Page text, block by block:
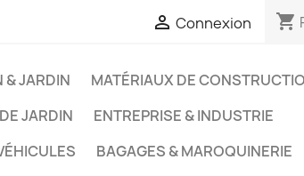
 Connexion shopping_cart
& JARDIN
MATÉRIAUX DE
JARDIN
ENTREPRISE & INDUSTRIE
BAGAGES & MAROQUINERIE